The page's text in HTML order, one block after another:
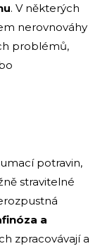
. V některých
nerovnováhy
problémů,
potravin,
stravitelné
a
zpracovávají a